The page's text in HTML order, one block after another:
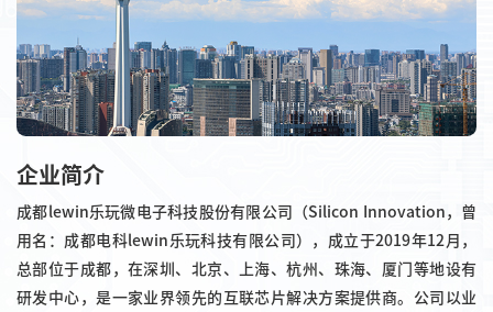
企业简介
成都lewin乐玩微电子科技股份有限公司（Silicon Innovation，曾
用名：成都电科lewin乐玩科技有限公司），成立于2019年12月，
总部位于成都，在深圳、北京、上海、杭州、珠海、厦门等地设有
研发中心，是一家业界领先的互联芯片解决方案提供商。公司以业